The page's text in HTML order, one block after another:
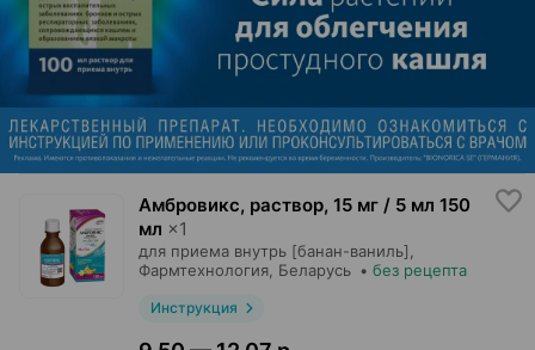
Амбровикс, раствор, 15 мг / 5 мл 150
мл ×1
для приема внутрь [банан-ваниль],
Фармтехнология, Беларусь • без рецепта
Инструкция